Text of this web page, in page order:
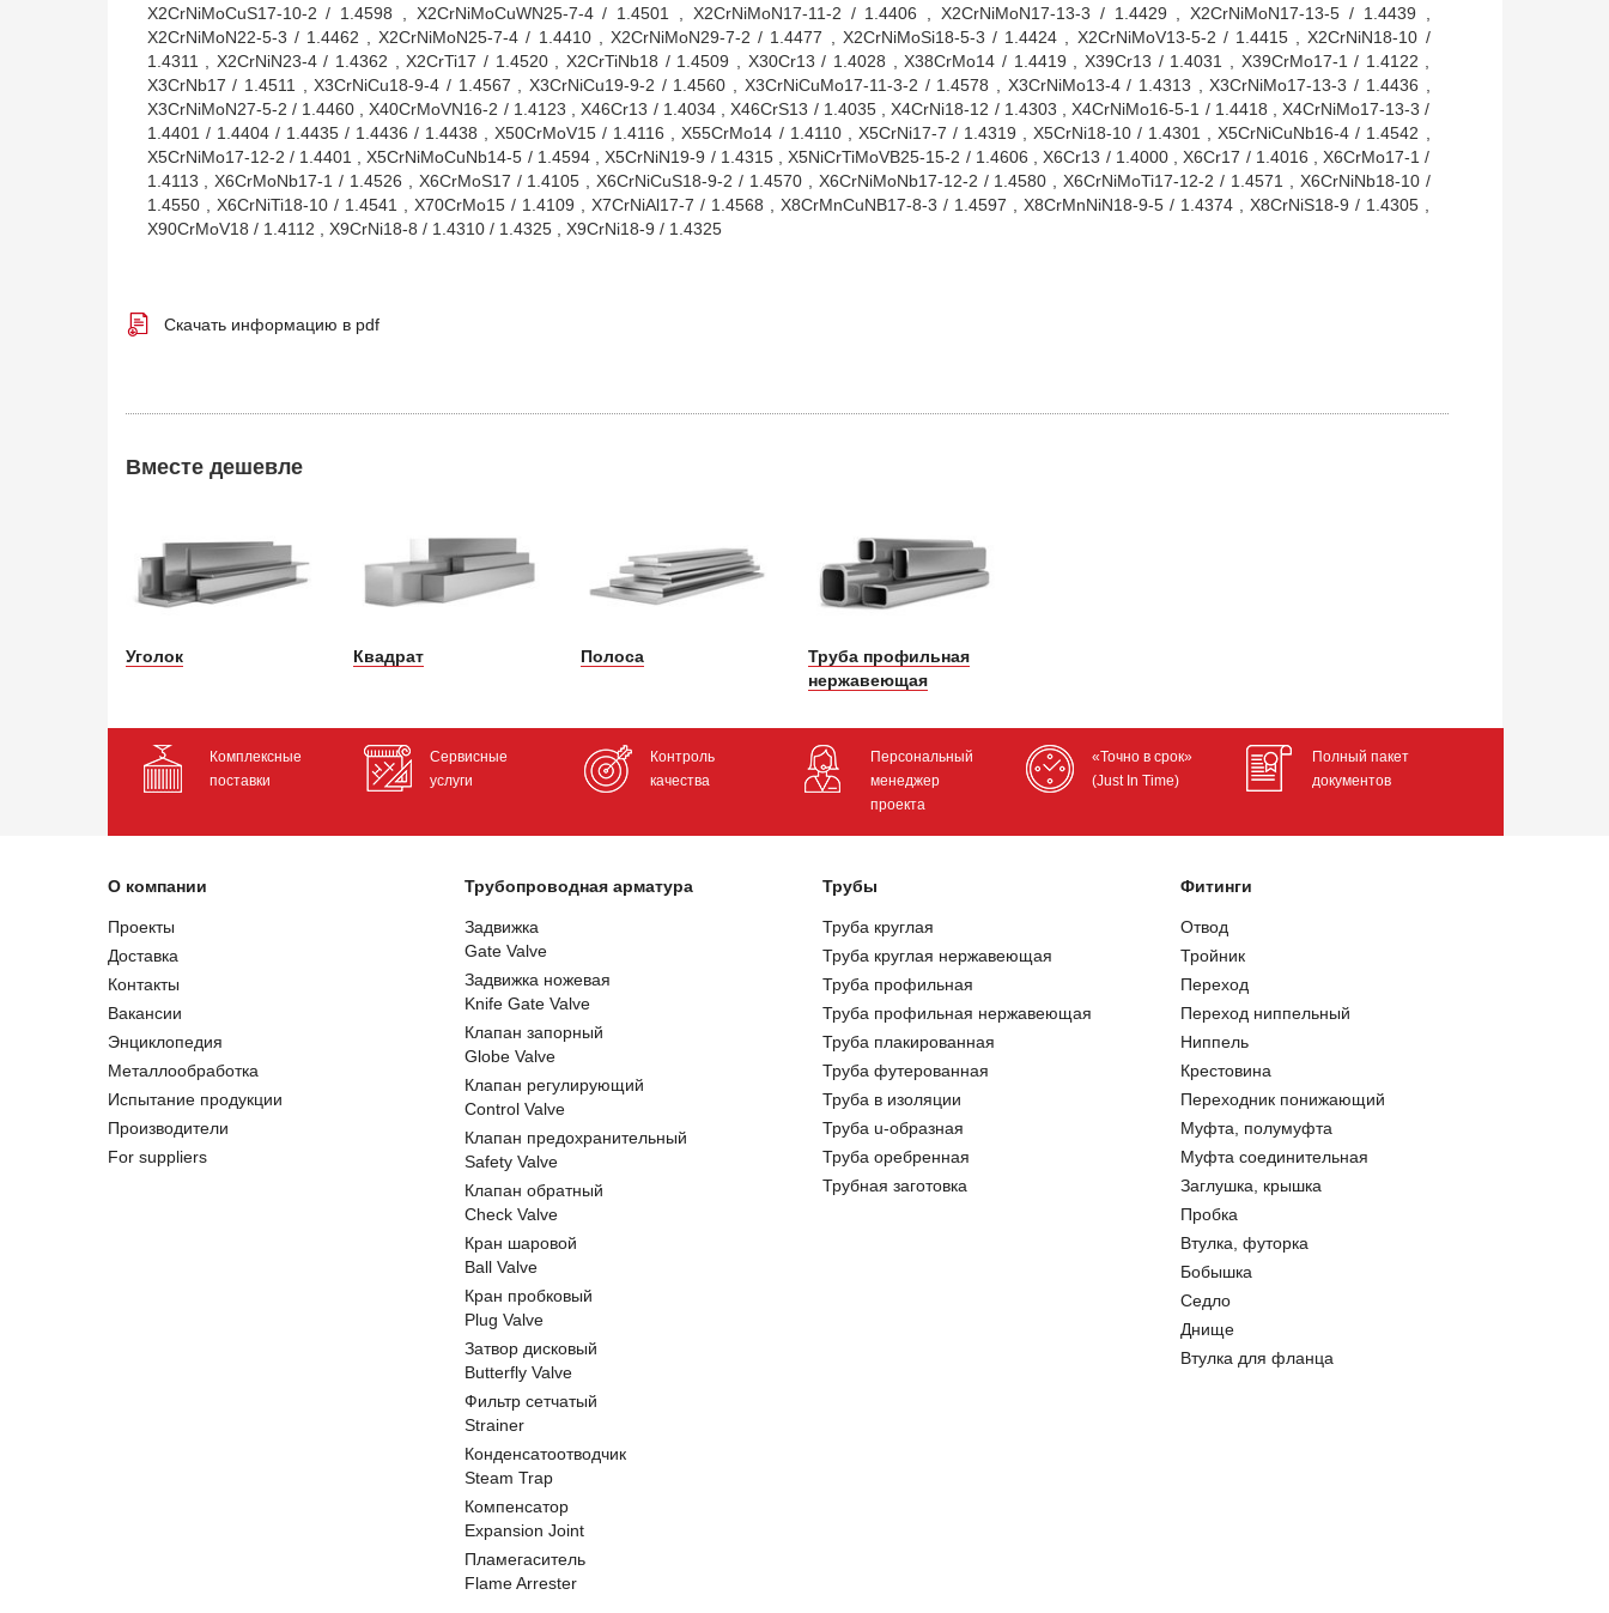
X2CrNiMoCuS17-10-2 / 1.4598 , X2CrNiMoCuWN25-7-4 / 1.4501 , X2CrNiMoN17-11-2 / 1.4406 , X2CrNiMoN17-13-3 / 1.4429 , X2CrNiMoN17-13-5 / 1.4439 ,
X2CrNiMoN22-5-3 / 1.4462 , X2CrNiMoN25-7-4 / 1.4410 , X2CrNiMoN29-7-2 / 1.4477 , X2CrNiMoSi18-5-3 / 1.4424 , X2CrNiMoV13-5-2 / 1.4415 , X2CrNiN18-10 /
1.4311 , X2CrNiN23-4 / 1.4362 , X2CrTi17 / 1.4520 , X2CrTiNb18 / 1.4509 , X30Cr13 / 1.4028 , X38CrMo14 / 1.4419 , X39Cr13 / 1.4031 , X39CrMo17-1 / 1.4122 ,
X3CrNb17 / 1.4511 , X3CrNiCu18-9-4 / 1.4567 , X3CrNiCu19-9-2 / 1.4560 , X3CrNiCuMo17-11-3-2 / 1.4578 , X3CrNiMo13-4 / 1.4313 , X3CrNiMo17-13-3 / 1.4436 ,
X3CrNiMoN27-5-2 / 1.4460 , X40CrMoVN16-2 / 1.4123 , X46Cr13 / 1.4034 , X46CrS13 / 1.4035 , X4CrNi18-12 / 1.4303 , X4CrNiMo16-5-1 / 1.4418 , X4CrNiMo17-13-3 /
1.4401 / 1.4404 / 1.4435 / 1.4436 / 1.4438 , X50CrMoV15 / 1.4116 , X55CrMo14 / 1.4110 , X5CrNi17-7 / 1.4319 , X5CrNi18-10 / 1.4301 , X5CrNiCuNb16-4 / 1.4542 ,
X5CrNiMo17-12-2 / 1.4401 , X5CrNiMoCuNb14-5 / 1.4594 , X5CrNiN19-9 / 1.4315 , X5NiCrTiMoVB25-15-2 / 1.4606 , X6Cr13 / 1.4000 , X6Cr17 / 1.4016 , X6CrMo17-1 /
1.4113 , X6CrMoNb17-1 / 1.4526 , X6CrMoS17 / 1.4105 , X6CrNiCuS18-9-2 / 1.4570 , X6CrNiMoNb17-12-2 / 1.4580 , X6CrNiMoTi17-12-2 / 1.4571 , X6CrNiNb18-10 /
1.4550 , X6CrNiTi18-10 / 1.4541 , X70CrMo15 / 1.4109 , X7CrNiAl17-7 / 1.4568 , X8CrMnCuNB17-8-3 / 1.4597 , X8CrMnNiN18-9-5 / 1.4374 , X8CrNiS18-9 / 1.4305 ,
X90CrMoV18 / 1.4112 , X9CrNi18-8 / 1.4310 / 1.4325 , X9CrNi18-9 / 1.4325
Скачать информацию в pdf
Вместе дешевле
Уголок Квадрат Полоса
Труба профильная
нержавеющая
Комплексные
поставки
Сервисные
услуги
Контроль
качества
Персональный
менеджер
проекта
«Точно в срок»
(Just In Time)
Полный пакет
документов
О компании
Проекты
Доставка
Контакты
Вакансии
Энциклопедия
Металлообработка
Испытание продукции
Производители
For suppliers
Трубопроводная арматура
Задвижка
Gate Valve
Задвижка ножевая
Knife Gate Valve
Клапан запорный
Globe Valve
Клапан регулирующий
Control Valve
Клапан предохранительный
Safety Valve
Клапан обратный
Check Valve
Кран шаровой
Ball Valve
Кран пробковый
Plug Valve
Затвор дисковый
Butterfly Valve
Фильтр сетчатый
Strainer
Конденсатоотводчик
Steam Trap
Компенсатор
Expansion Joint
Пламегаситель
Flame Arrester
Трубы
Труба круглая
Труба круглая нержавеющая
Труба профильная
Труба профильная нержавеющая
Труба плакированная
Труба футерованная
Труба в изоляции
Труба u-образная
Труба оребренная
Трубная заготовка
Фитинги
Отвод
Тройник
Переход
Переход ниппельный
Ниппель
Крестовина
Переходник понижающий
Муфта, полумуфта
Муфта соединительная
Заглушка, крышка
Пробка
Втулка, футорка
Бобышка
Седло
Днище
Втулка для фланца